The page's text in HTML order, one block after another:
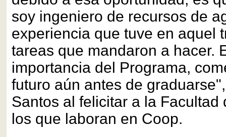
soy ingeniero de recursos de
experiencia que tuve en aquel
tareas que mandaron a hacer.
importancia del Programa,
futuro aún antes de
Santos al felicitar a la Facultad
los que laboran en Coop.